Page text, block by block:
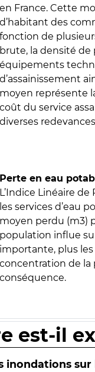
en France. Cette
d’habitant des
fonction de
brute, la densité de
équipements
d’assainissement
moyen représente
coût du service
diverses
Perte en eau
L’Indice Linéaire
les services d’eau
moyen perdu (m3)
population influe
importante, plus
concentration de la
conséquence.
est-il
inondations sur